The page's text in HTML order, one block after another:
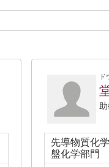
先導物質化
盤化学部門